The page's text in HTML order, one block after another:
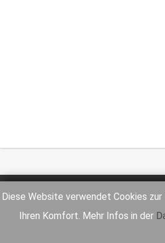
Diese Website verwendet Cookies
Ihren Komfort. Mehr Infos in der